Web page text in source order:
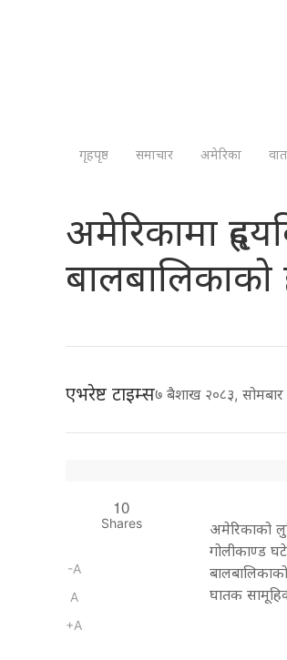
गृहपृष्ठ समाचार अमेरिका
अमेरिकामा
बालबालिकाको
एभरेष्ट टाइम्स७ बैशाख २०८३, सोमबार
10
Shares
-A
A
+A
अमेरिकाको
गोलीकाण्ड
घातक